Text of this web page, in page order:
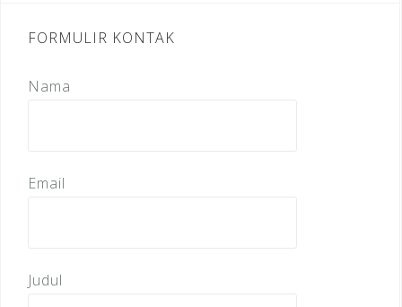
FORMULIR KONTAK
Nama
Email
Judul